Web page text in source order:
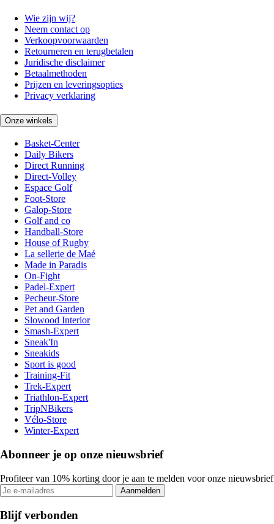
Wie zijn wij?
Neem contact op
Verkoopvoorwaarden
Retourneren en terugbetalen
Juridische disclaimer
Betaalmethoden
Prijzen en leveringsopties
Privacy verklaring
Onze winkels
Basket-Center
Daily Bikers
Direct Running
Direct-Volley
Espace Golf
Foot-Store
Galop-Store
Golf and co
Handball-Store
House of Rugby
La sellerie de Maé
Made in Paradis
On-Fight
Padel-Expert
Pecheur-Store
Pet and Garden
Slowood Interior
Smash-Expert
Sneak'In
Sneakids
Sport is good
Training-Fit
Trek-Expert
Triathlon-Expert
TripNBikers
Vélo-Store
Winter-Expert
Abonneer je op onze nieuwsbrief
Profiteer van 10% korting door je aan te melden voor onze nieuwsbrief
Aanmelden
Blijf verbonden